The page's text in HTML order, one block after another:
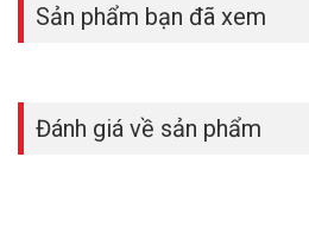
Sản phẩm bạn đã xem
Đánh giá về sản phẩm